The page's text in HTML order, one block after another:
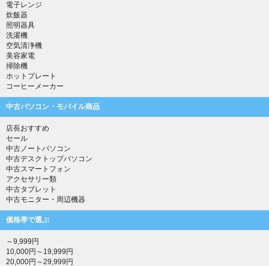
電子レンジ
炊飯器
照明器具
洗濯機
空気清浄機
美容家電
掃除機
ホットプレート
コーヒーメーカー
中古パソコン・モバイル商品
店長おすすめ
セール
中古ノートパソコン
中古デスクトップパソコン
中古スマートフォン
アクセサリー類
中古タブレット
中古モニター・周辺機器
価格帯で選ぶ
～9,999円
10,000円～19,999円
20,000円～29,999円